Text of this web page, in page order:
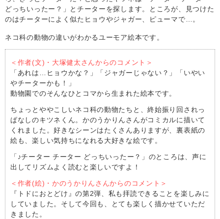
どっちいったー？」とチーターを探します。ところが、見つけた
のはチーターによく似たヒョウやジャガー、ピューマで…。
ネコ科の動物の違いがわかるユーモア絵本です。
＜作者(文)・大塚健太さんからのコメント＞
「あれは…ヒョウかな？」「ジャガーじゃない？」「いやい
やチーターかも！」
動物園でのそんなひとコマから生まれた絵本です。
ちょっとややこしいネコ科の動物たちと、終始振り回されっ
ぱなしのキツネくん。かのうかりんさんがコミカルに描いて
くれました。好きなシーンはたくさんありますが、裏表紙の
絵も、楽しい気持ちになれる大好きな絵です。
「♪チーター チーター どっちいったー？」のところは、声に
出してリズムよく読むと楽しいですよ！
＜作者(絵)・かのうかりんさんからのコメント＞
『トドにおとどけ』の第2弾、私も拝読できることを楽しみに
していました。そして今回も、とても楽しく描かせていただ
きました。